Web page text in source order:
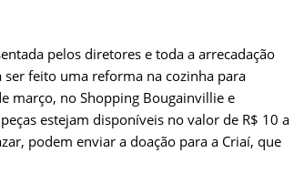
pelos diretores e toda a arrecadação
ser feito uma reforma na cozinha para
março, no Shopping Bougainvillie e
estejam disponíveis no valor de R$ 10 a
podem enviar a doação para a Criaí, que